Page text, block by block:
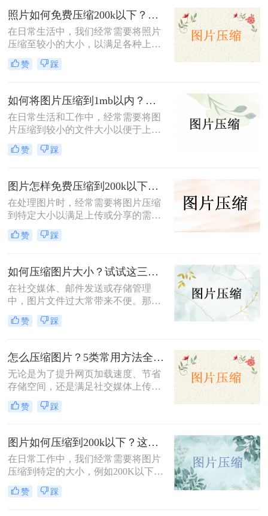
将详细介绍几种实现这一目标的方
法。
照片如何免费压缩200k以下？快来学习这3种压缩方法！
在日常生活中，我们经常需要将照片
压缩至较小的大小，以满足各种上
传、分享或存储的需求。那么照片如
何免费压缩200k以下呢？本文将介绍
法。
赞 踩
如何将图片压缩到1mb以内？教你三种压缩方法！
在日常生活和工作中，经常需要将图
片压缩到较小的文件大小以便于上
传、分享或存储。那么如何将图片压
缩到1mb以内呢？本文将详细介绍几
赞 踩
图片怎样免费压缩到200k以下？二种压缩方法分享
在处理图片时，经常需要将图片压缩
到特定大小以满足上传或分享的需
求。那么图片怎样免费压缩到200k以
下呢？本文将介绍两种免费将图片压
赞 踩
如何压缩图片大小？试试这三种简单有效的压缩方法！
在社交媒体、邮件发送或存储管理
中，图片文件过大常带来不便。那么
如何压缩图片大小呢？本文整理了三
种简单有效的压缩方法，助您快速压
赞 踩
怎么压缩图片？5类常用方法全解析！
无论是为了提升网页加载速度、节省
存储空间，还是满足社交媒体上传限
制，图片压缩都是高频需求。那么怎
么压缩图片呢？本文系统梳理5类主
你快速掌握压缩技巧。
赞 踩
图片如何压缩到200k以下？这三种方法简单又高效！
在日常工作中，我们经常需要将图片
压缩到特定的大小，例如200K以下，
以满足电子邮件附件、网站上传或社
交媒体分享的要求。那么图片如何压
赞 踩